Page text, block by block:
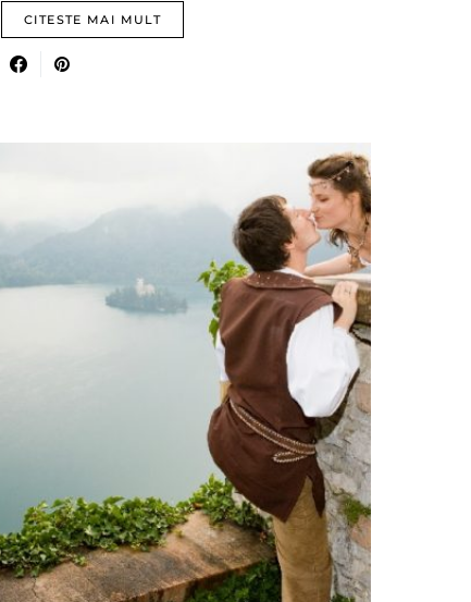
CITESTE MAI MULT